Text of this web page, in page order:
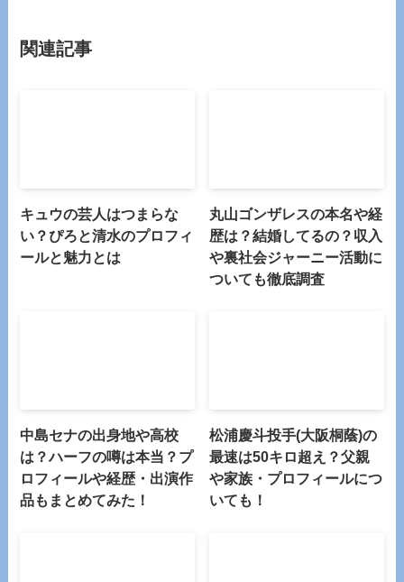
関連記事
キュウの芸人はつまらな
い？ぴろと清水のプロフィ
ールと魅力とは
丸山ゴンザレスの本名や経
歴は？結婚してるの？収入
や裏社会ジャーニー活動に
ついても徹底調査
中島セナの出身地や高校
は？ハーフの噂は本当？プ
ロフィールや経歴・出演作
品もまとめてみた！
松浦慶斗投手(大阪桐蔭)の
最速は50キロ超え？父親
や家族・プロフィールにつ
いても！